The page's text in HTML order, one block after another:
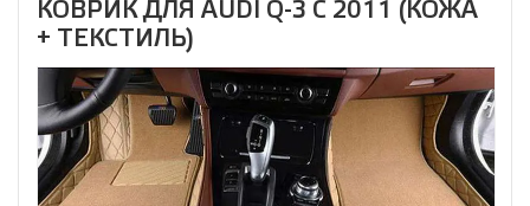
КОВРИК ДЛЯ AUDI Q-3 C 2011 (КОЖА
+ ТЕКСТИЛЬ)
Телефон:+7
(495)
Электронная
почта:
info@avtopilot1.ru